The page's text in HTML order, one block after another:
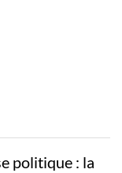
politique : la